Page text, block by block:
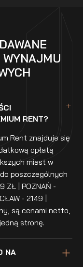
WYNAJMU
RENT?
Rent znajduje się
opłatą
miast w
poszczególnych
ZŁ | POZNAŃ -
- 2149 |
są cenami netto,
stronę.
NA